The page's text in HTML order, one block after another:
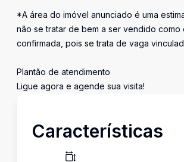
*A área do imóvel anunciado é uma
não se tratar de bem a ser vendido
confirmada, pois se trata de vaga
Plantão de atendimento
Ligue agora e agende sua visita!
Características